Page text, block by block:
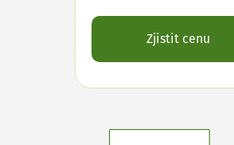
Zjistit cenu